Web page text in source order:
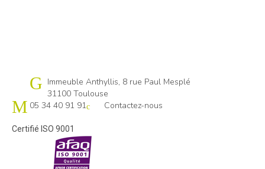
Cap emploi 31
Immeuble Anthyllis, 8 rue Paul Mesplé
31100 Toulouse
05 34 40 91 91
Contactez-nous
Certifié ISO 9001